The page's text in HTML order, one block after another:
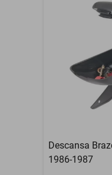
Contenido del
Garantía con
Descansa
1986-1987